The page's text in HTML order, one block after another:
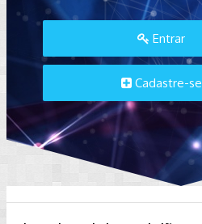
Entrar
Cadastre-se